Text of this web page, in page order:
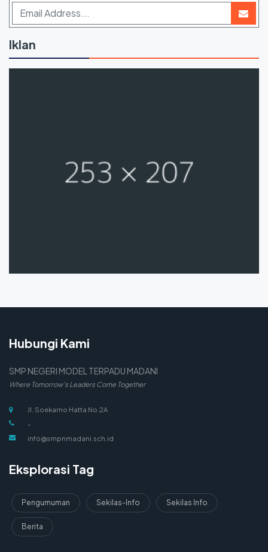
Iklan
Hubungi Kami
SMP NEGERI MODEL TERPADU MADANI
Where Tomorrow's Leaders Come Together
Jl. Soekarno Hatta No.2A
-
info@smpnmadani.sch.id
Eksplorasi Tag
Pengumuman Sekilas-Info Sekilas Info
Berita